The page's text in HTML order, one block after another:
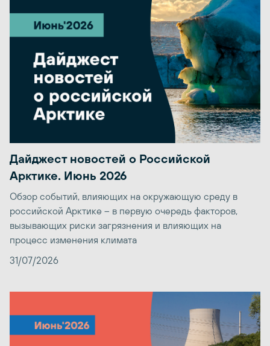
Дайджест новостей о Российской
Арктике. Июнь 2026
Обзор событий, влияющих на окружающую среду в
российской Арктике – в первую очередь факторов,
вызывающих риски загрязнения и влияющих на
процесс изменения климата
31/07/2026